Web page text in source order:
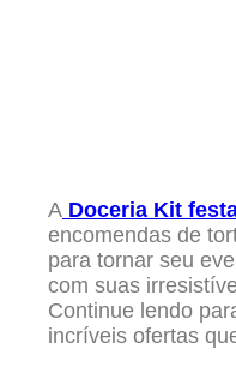
A Doceria Kit
encomendas de
para tornar seu
com suas
Continue lendo
incríveis ofertas